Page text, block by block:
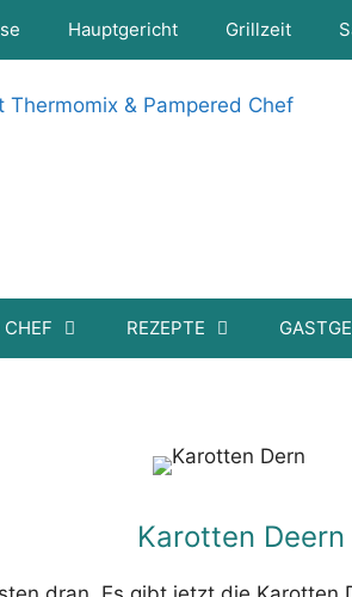
Hauptgericht Grillzeit
CHEF REZEPTE
Karotten Deern